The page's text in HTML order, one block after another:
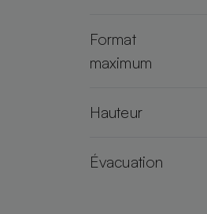
Format
maximum
Hauteur
Évacuation